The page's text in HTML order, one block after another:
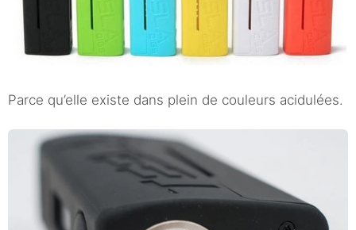
Parce qu’elle existe dans plein de couleurs acidulées.